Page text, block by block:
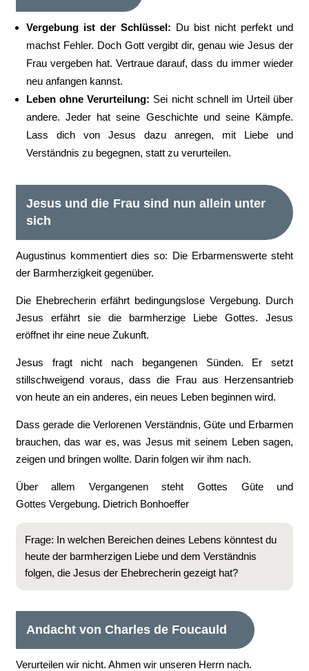
Vergebung ist der Schlüssel: Du bist nicht perfekt und
machst Fehler. Doch Gott vergibt dir, genau wie Jesus der
Frau vergeben hat. Vertraue darauf, dass du immer wieder
neu anfangen kannst.
Leben ohne Verurteilung: Sei nicht schnell im Urteil über
andere. Jeder hat seine Geschichte und seine Kämpfe.
Lass dich von Jesus dazu anregen, mit Liebe und
Verständnis zu begegnen, statt zu verurteilen.
Jesus und die Frau sind nun allein unter
sich
Augustinus kommentiert dies so: Die Erbarmenswerte steht
der Barmherzigkeit gegenüber.
Die Ehebrecherin erfährt bedingungslose Vergebung. Durch
Jesus erfährt sie die barmherzige Liebe Gottes. Jesus
eröffnet ihr eine neue Zukunft.
Jesus fragt nicht nach begangenen Sünden. Er setzt
stillschweigend voraus, dass die Frau aus Herzensantrieb
von heute an ein anderes, ein neues Leben beginnen wird.
Dass gerade die Verlorenen Verständnis, Güte und Erbarmen
brauchen, das war es, was Jesus mit seinem Leben sagen,
zeigen und bringen wollte. Darin folgen wir ihm nach.
Über allem Vergangenen steht Gottes Güte und
Gottes Vergebung. Dietrich Bonhoeffer
Frage: In welchen Bereichen deines Lebens könntest du
heute der barmherzigen Liebe und dem Verständnis
folgen, die Jesus der Ehebrecherin gezeigt hat?
Andacht von Charles de Foucauld
Verurteilen wir nicht. Ahmen wir unseren Herrn nach.